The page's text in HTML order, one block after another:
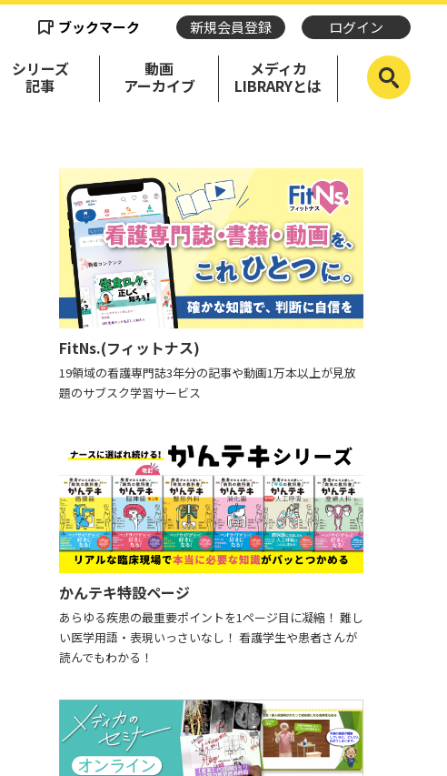
ブックマーク 新規会員登録 ログイン
シリーズ
記事
動画
アーカイブ
メディカ
LIBRARYとは
FitNs.(フィットナス)
19領域の看護専門誌3年分の記事や動画1万本以上が見放
題のサブスク学習サービス
かんテキ特設ページ
あらゆる疾患の最重要ポイントを1ページ目に凝縮！ 難し
い医学用語・表現いっさいなし！ 看護学生や患者さんが
読んでもわかる！